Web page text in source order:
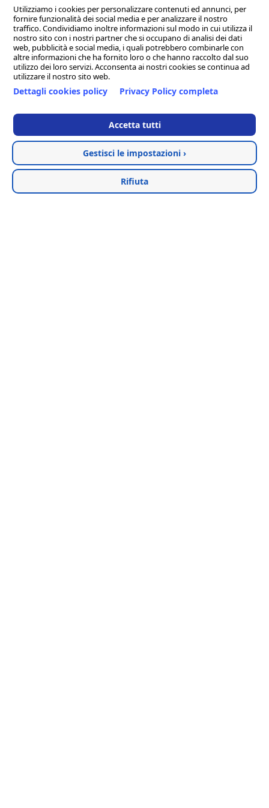
Reg. Imp. MC 169521 - Cap. Soc. € 1.000.000,00 I.v. - Email.
info@clion.it - PEC clion@pec.it
Sede legale, tecnica ed amministrativa: Via Alvata, 200 - 62018 -
Porto Potenza Picena (Macerata)
Tel. 0733/881189 (14 linee r.a.) - Fax. 0733/884119
Sede distaccata per la regione Campania: Via Umberto I, 1 -
83050 - Sant'Angelo all'Esca (Avellino)
Clion Point Ancona - Corso Giovanni Amendola, 44A - 60123
Ancona (AN)
Tel. & Fax. 0827/73744
Hosted & created by
Privacy Policy
Utilizziamo i cookies per personalizzare contenuti ed annunci, per
fornire funzionalità dei social media e per analizzare il nostro
traffico. Condividiamo inoltre informazioni sul modo in cui utilizza il
nostro sito con i nostri partner che si occupano di analisi dei dati
web, pubblicità e social media, i quali potrebbero combinarle con
altre informazioni che ha fornito loro o che hanno raccolto dal suo
utilizzo dei loro servizi. Acconsenta ai nostri cookies se continua ad
utilizzare il nostro sito web.
Dettagli cookies policy Privacy Policy completa
Accetta tutti
Gestisci le impostazioni ›
Rifiuta